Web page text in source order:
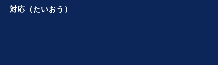
対応（たいおう）